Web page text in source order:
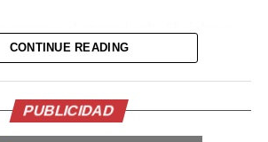
conferencia diaria que Chávez había
para avanzar en el
las relaciones diplomáticas.
CONTINUE READING
PUBLICIDAD